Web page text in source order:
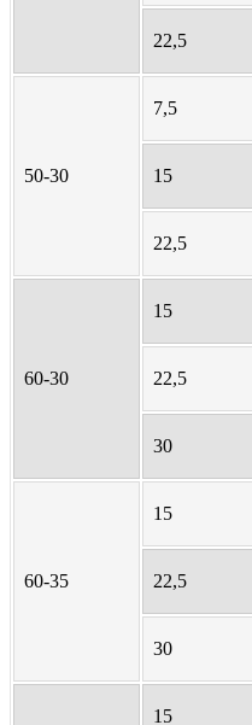
22,5
50-30
7,5
15
22,5
60-30
15
22,5
30
60-35
15
22,5
30
15